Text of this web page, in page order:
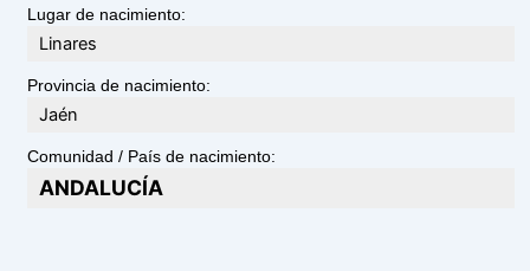
Lugar de nacimiento:
Linares
Provincia de nacimiento:
Jaén
Comunidad / País de nacimiento:
ANDALUCÍA